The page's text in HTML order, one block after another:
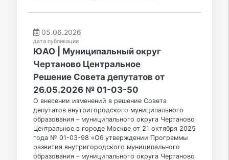
05.06.2026
дата публикации
ЮАО | Муниципальный округ
Чертаново Центральное
Решение Совета депутатов от
26.05.2026 № 01-03-50
О внесении изменений в решение Совета
депутатов внутригородского муниципального
образования – муниципального округа Чертаново
Центральное в городе Москве от 21 октября 2025
года № 01-03-98 «Об утверждении Программы
развития внутригородского муниципального
образования – муниципального округа Чертаново